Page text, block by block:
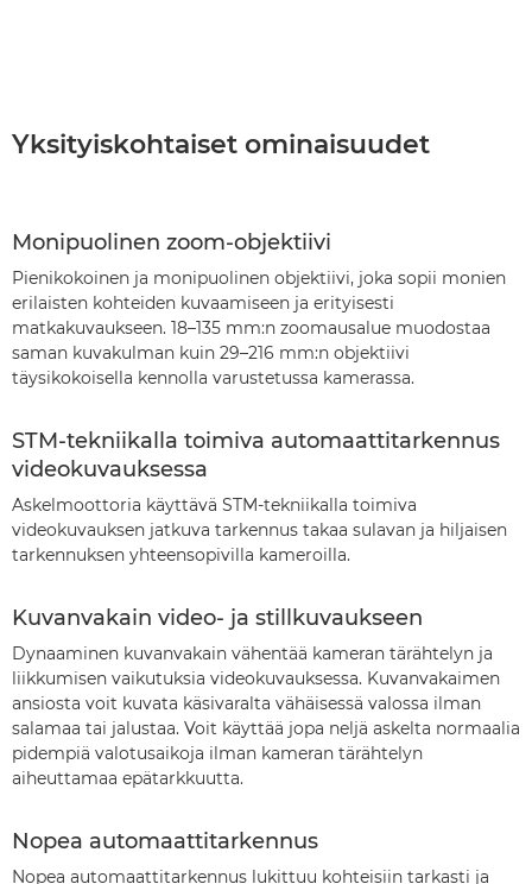
Yksityiskohtaiset ominaisuudet
Monipuolinen zoom-objektiivi
Pienikokoinen ja monipuolinen objektiivi, joka sopii monien
erilaisten kohteiden kuvaamiseen ja erityisesti
matkakuvaukseen. 18–135 mm:n zoomausalue muodostaa
saman kuvakulman kuin 29–216 mm:n objektiivi
täysikokoisella kennolla varustetussa kamerassa.
STM-tekniikalla toimiva automaattitarkennus
videokuvauksessa
Askelmoottoria käyttävä STM-tekniikalla toimiva
videokuvauksen jatkuva tarkennus takaa sulavan ja hiljaisen
tarkennuksen yhteensopivilla kameroilla.
Kuvanvakain video- ja stillkuvaukseen
Dynaaminen kuvanvakain vähentää kameran tärähtelyn ja
liikkumisen vaikutuksia videokuvauksessa. Kuvanvakaimen
ansiosta voit kuvata käsivaralta vähäisessä valossa ilman
salamaa tai jalustaa. Voit käyttää jopa neljä askelta normaalia
pidempiä valotusaikoja ilman kameran tärähtelyn
aiheuttamaa epätarkkuutta.
Nopea automaattitarkennus
Nopea automaattitarkennus lukittuu kohteisiin tarkasti ja